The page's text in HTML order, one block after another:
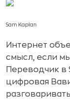
Sam Kaplan
Интернет
смысл, если
Переводчик в
цифровая